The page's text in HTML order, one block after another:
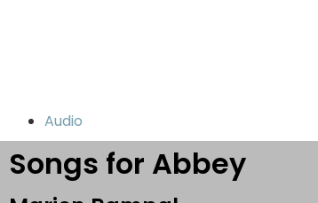
Audio
Songs for Abbey